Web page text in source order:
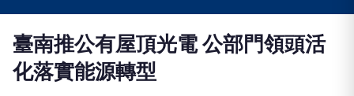
臺南推公有屋頂光電 公部門領頭活
化落實能源轉型